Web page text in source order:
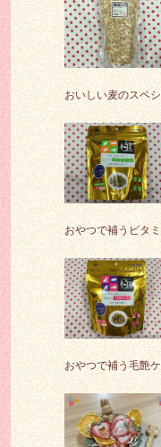
おいしい麦のスペ
おやつで補うビタ
おやつで補う毛艶